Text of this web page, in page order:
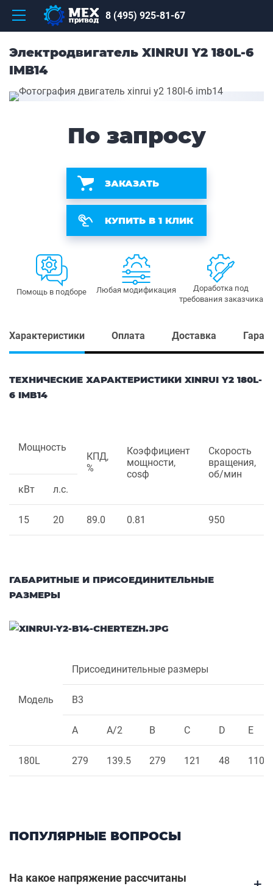
8 (495) 925-81-67
Электродвигатель XINRUI Y2 180L-6
IMB14
По запросу
ЗАКАЗАТЬ
КУПИТЬ В 1 КЛИК
Помощь в подборе Любая модификация
Доработка под
требования заказчика
Характеристики Оплата Доставка
ТЕХНИЧЕСКИЕ ХАРАКТЕРИСТИКИ XINRUI Y2 180L-
6 IMB14
Мощность
КПД,
%
Коэффициент
мощности,
cosф
Скорость
вращения,
об/мин
кВт
л.с.
15 20 89.0 0.81 950
ГАБАРИТНЫЕ И ПРИСОЕДИНИТЕЛЬНЫЕ
РАЗМЕРЫ
Модель
Присоединительные размеры
B3
A A/2 B C D E
180L 279 139.5 279 121 48 110
ПОПУЛЯРНЫЕ ВОПРОСЫ
На какое напряжение рассчитаны